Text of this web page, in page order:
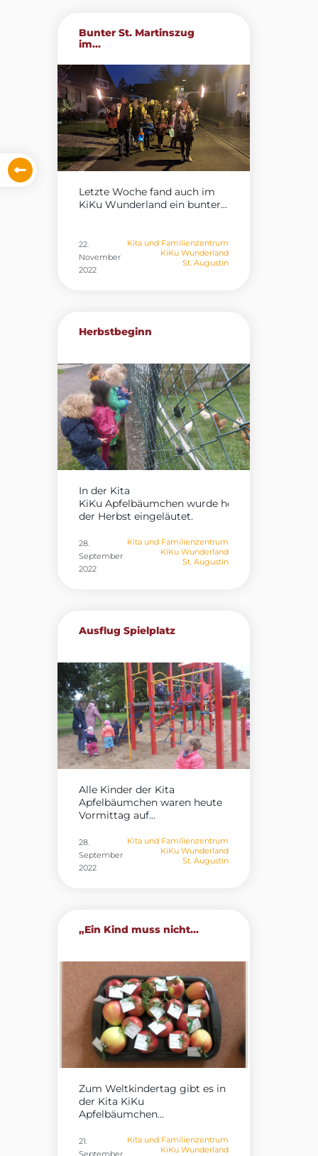
Bunter St. Martinszug
im...
Letzte Woche fand auch im
KiKu Wunderland ein bunter...
22.
November
2022
Kita und Familienzentrum
KiKu Wunderland
St. Augustin
Herbstbeginn
In der Kita
KiKu Apfelbäumchen wurde heute
der Herbst eingeläutet.
28.
September
2022
Kita und Familienzentrum
KiKu Wunderland
St. Augustin
Ausflug Spielplatz
Alle Kinder der Kita
Apfelbäumchen waren heute
Vormittag auf...
28.
September
2022
Kita und Familienzentrum
KiKu Wunderland
St. Augustin
„Ein Kind muss nicht...
Zum Weltkindertag gibt es in
der Kita KiKu
Apfelbäumchen...
21.
September
Kita und Familienzentrum
KiKu Wunderland